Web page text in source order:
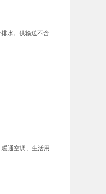
水。供输送不含
通空调、生活用